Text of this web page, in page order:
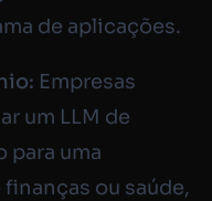
de aplicações.
Empresas
um LLM de
para uma
ou saúde,